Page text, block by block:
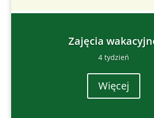
Zajęcia
4 tydzień
Więcej